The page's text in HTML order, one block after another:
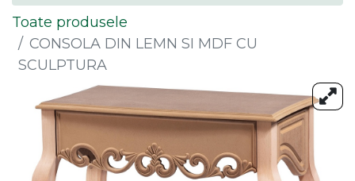
Toate produsele
CONSOLA DIN LEMN SI MDF CU
SCULPTURA